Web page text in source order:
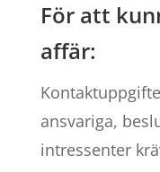
För att
affär:
ansvariga,
intressenter